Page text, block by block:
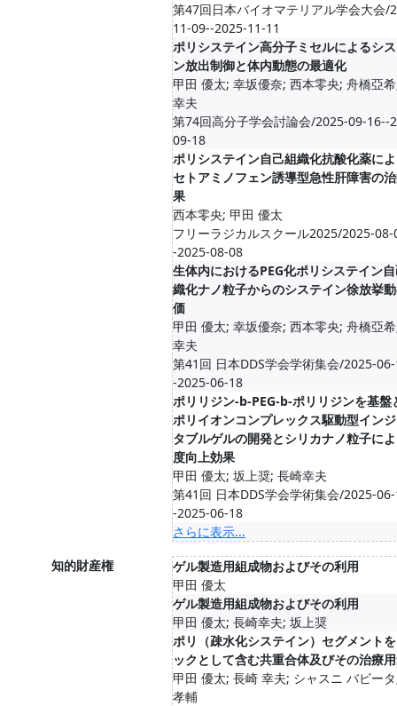
第47回日本バイオマテリアル学会大会/
11-09--2025-11-11
ポリシステイン高分子ミセルによるシ
ン放出制御と体内動態の最適化
甲田 優太; 幸坂優奈; 西本零央; 舟橋亞
幸夫
第74回高分子学会討論会/2025-09-16--
09-18
ポリシステイン自己組織化抗酸化薬に
セトアミノフェン誘導型急性肝障害の
果
西本零央; 甲田 優太
フリーラジカルスクール2025/2025-08-
-2025-08-08
生体内におけるPEG化ポリシステイン
織化ナノ粒子からのシステイン徐放挙
価
甲田 優太; 幸坂優奈; 西本零央; 舟橋亞
幸夫
第41回 日本DDS学会学術集会/2025-
-2025-06-18
ポリリジン-b-PEG-b-ポリリジンを基盤
ポリイオンコンプレックス駆動型イン
タブルゲルの開発とシリカナノ粒子に
度向上効果
甲田 優太; 坂上奨; 長崎幸夫
第41回 日本DDS学会学術集会/2025-
-2025-06-18
さらに表示...
知的財産権
ゲル製造用組成物およびその利用
甲田 優太
ゲル製造用組成物およびその利用
甲田 優太; 長崎幸夫; 坂上奨
ポリ（疎水化システイン）セグメント
ックとして含む共重合体及びその治療
甲田 優太; 長崎 幸夫; シャスニ バビー
孝輔